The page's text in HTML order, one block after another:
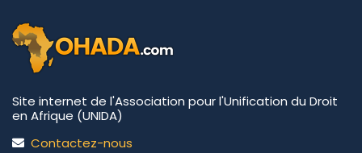
Site internet de l'Association pour l'Unification du Droit
en Afrique (UNIDA)
Contactez-nous